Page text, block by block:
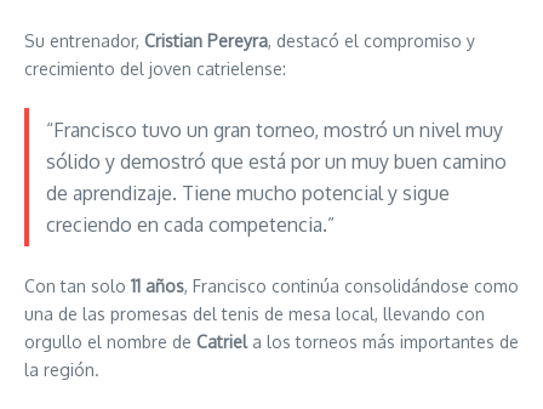
Su entrenador, Cristian Pereyra, destacó el compromiso y
crecimiento del joven catrielense:
“Francisco tuvo un gran torneo, mostró un nivel muy
sólido y demostró que está por un muy buen camino
de aprendizaje. Tiene mucho potencial y sigue
creciendo en cada competencia.”
Con tan solo 11 años, Francisco continúa consolidándose como
una de las promesas del tenis de mesa local, llevando con
orgullo el nombre de Catriela los torneos más importantes de
la región.